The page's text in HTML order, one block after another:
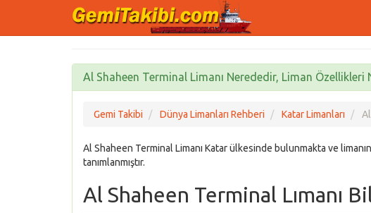
Al Shaheen Terminal Limanı Nerededir, Liman Özellikleri
Gemi Takibi Dünya Limanları Rehberi Katar Limanları
Al Shaheen Terminal Limanı Katar ülkesinde bulunmakta ve
tanımlanmıştır.
Al Shaheen Terminal Lımanı